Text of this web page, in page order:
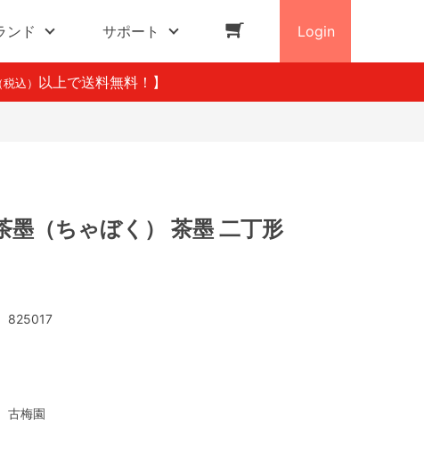
ンド サポート Login
込） 以上で送料無料！】
墨（ちゃぼく） 茶墨 二丁形
825017
古梅園